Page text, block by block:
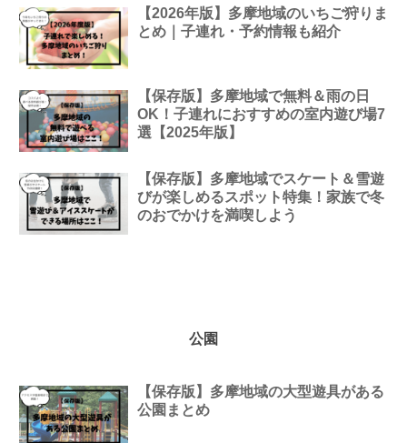
【2026年版】多摩地域のいちご狩りま
とめ｜子連れ・予約情報も紹介
【保存版】多摩地域で無料＆雨の日
OK！子連れにおすすめの室内遊び場7
選【2025年版】
【保存版】多摩地域でスケート＆雪遊
びが楽しめるスポット特集！家族で冬
のおでかけを満喫しよう
公園
【保存版】多摩地域の大型遊具がある
公園まとめ